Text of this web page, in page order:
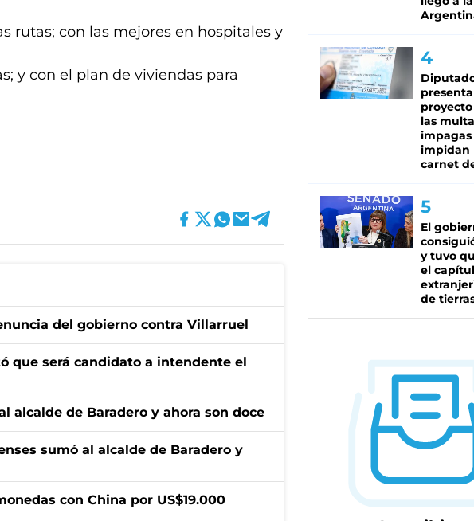
rutas; con las mejores en hospitales y
y con el plan de viviendas para
del gobierno contra Villarruel
que será candidato a intendente el
alcalde de Baradero y ahora son doce
sumó al alcalde de Baradero y
con China por US$19.000
las
impagas
impidan
carnet
El
y tuvo
el
de